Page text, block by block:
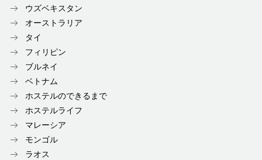
ウズベキスタン
オーストラリア
タイ
フィリピン
ブルネイ
ベトナム
ホステルのできるまで
ホステルライフ
マレーシア
モンゴル
ラオス